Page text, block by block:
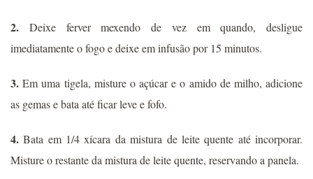
2. Deixe ferver mexendo de vez em quando, desligue
imediatamente o fogo e deixe em infusão por 15 minutos.
3. Em uma tigela, misture o açúcar e o amido de milho, adicione
as gemas e bata até ficar leve e fofo.
4. Bata em 1/4 xícara da mistura de leite quente até incorporar.
Misture o restante da mistura de leite quente, reservando a panela.